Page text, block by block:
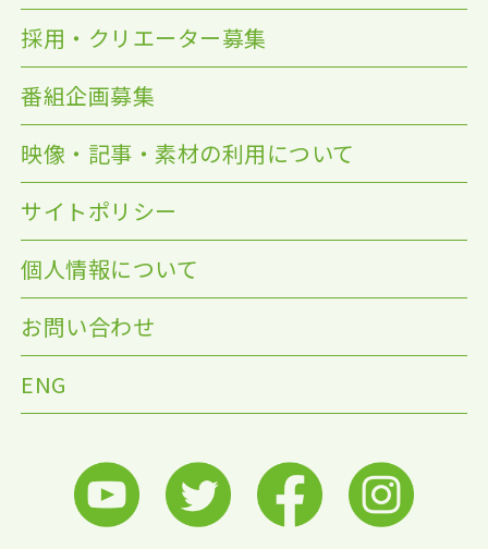
採用・クリエーター募集
番組企画募集
映像・記事・素材の利用について
サイトポリシー
個人情報について
お問い合わせ
ENG